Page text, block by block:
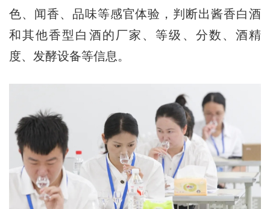
色、闻香、品味等感官体验，判断出酱香白酒
和其他香型白酒的厂家、等级、分数、酒精
度、发酵设备等信息。